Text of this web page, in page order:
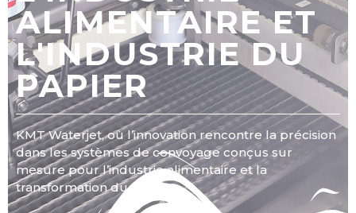
ALIMENTAIRE ET
L'INDUSTRIE DU
PAPIER
KMT Waterjet, où l’innovation rencontre la précision
dans les systèmes de convoyage conçus sur
mesure pour l’industrie alimentaire et la
transformation du papier.